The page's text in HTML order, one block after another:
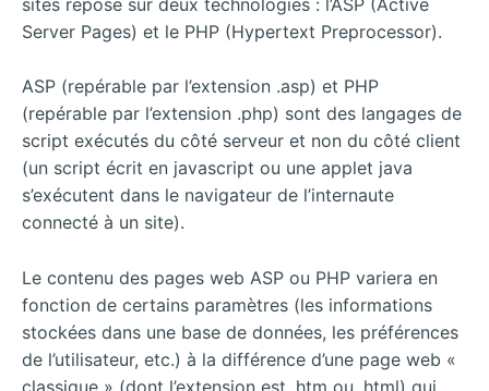
Server Pages) et le PHP (Hypertext Preprocessor).
ASP (repérable par l’extension .asp) et PHP
(repérable par l’extension .php) sont des langages de
script exécutés du côté serveur et non du côté client
(un script écrit en javascript ou une applet java
s’exécutent dans le navigateur de l’internaute
connecté à un site).
Le contenu des pages web ASP ou PHP variera en
fonction de certains paramètres (les informations
stockées dans une base de données, les préférences
de l’utilisateur, etc.) à la différence d’une page web «
classique » (dont l’extension est .htm ou .html) qui